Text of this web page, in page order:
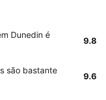
Dunedin é
9.8
são bastante
9.6